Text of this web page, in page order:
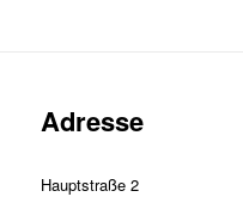
Adresse
Hauptstraße 2